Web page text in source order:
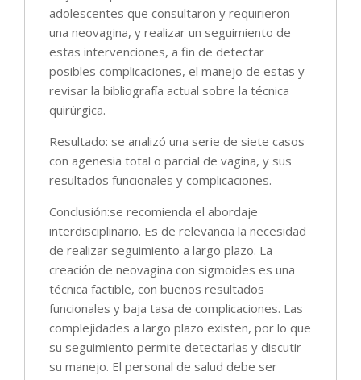
adolescentes que consultaron y requirieron
una neovagina, y realizar un seguimiento de
estas intervenciones, a fin de detectar
posibles complicaciones, el manejo de estas y
revisar la bibliografía actual sobre la técnica
quirúrgica.
Resultado: se analizó una serie de siete casos
con agenesia total o parcial de vagina, y sus
resultados funcionales y complicaciones.
Conclusión:se recomienda el abordaje
interdisciplinario. Es de relevancia la necesidad
de realizar seguimiento a largo plazo. La
creación de neovagina con sigmoides es una
técnica factible, con buenos resultados
funcionales y baja tasa de complicaciones. Las
complejidades a largo plazo existen, por lo que
su seguimiento permite detectarlas y discutir
su manejo. El personal de salud debe ser